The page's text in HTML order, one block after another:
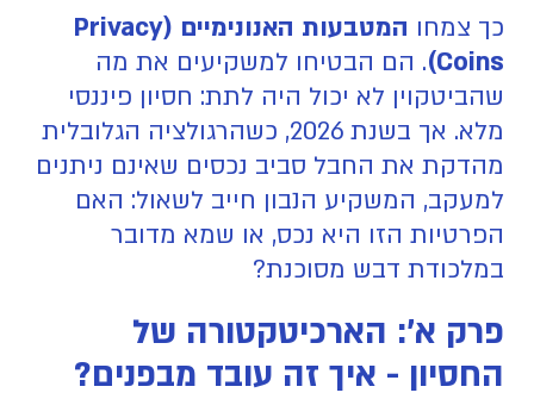
כך צמחו
המטבעות האנונימיים (Privacy
Coins) . הם הבטיחו למשקיעים את מה
שהביטקוין לא יכול היה לתת: חסיון פיננסי
מלא. אך בשנת 2026, כשהרגולציה הגלובלית
מהדקת את החבל סביב נכסים שאינם ניתנים
למעקב, המשקיע הנבון חייב לשאול: האם
הפרטיות הזו היא נכס, או שמא מדובר
במלכודת דבש מסוכנת?
פרק א': הארכיטקטורה של
החסיון - איך זה עובד מבפנים?